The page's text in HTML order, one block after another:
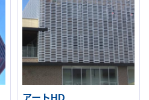
アートHD